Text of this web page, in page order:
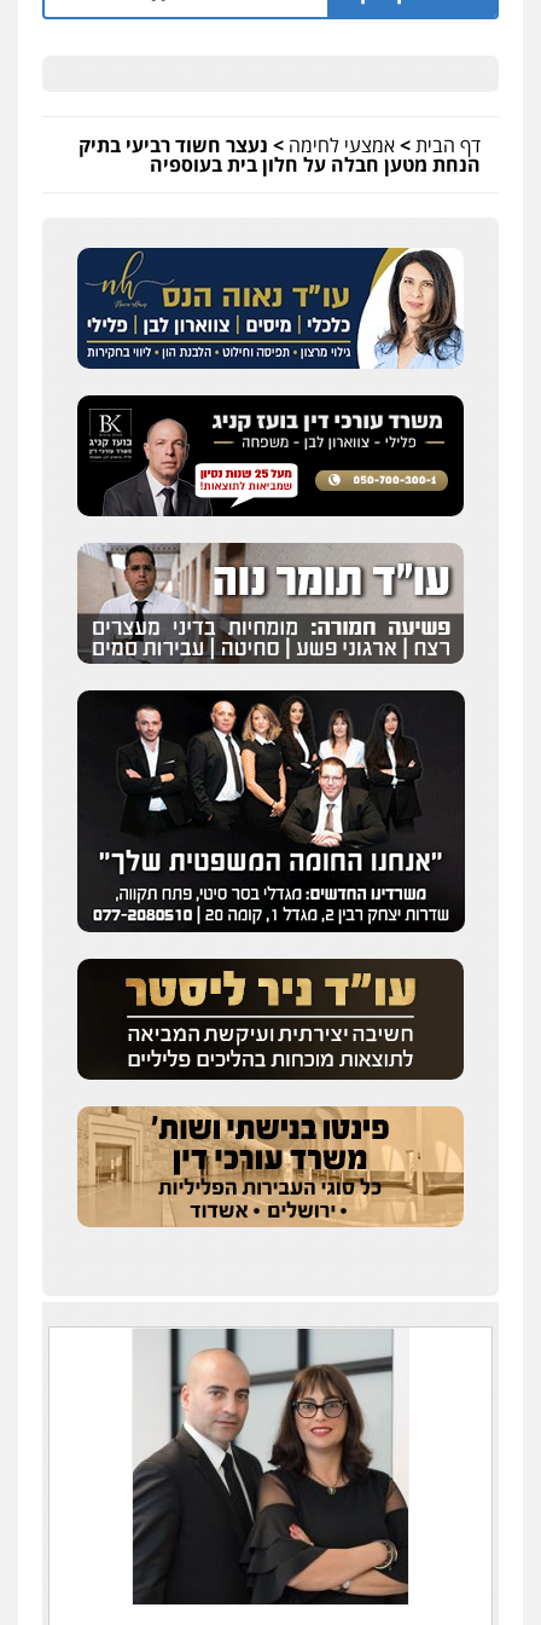
דף הבית>אמצעי לחימה > נעצר חשוד רביעי בתיק
הנחת מטען חבלה על חלון בית בעוספיה
גיא זהבי משרד עורכי דין
פלילי משפחה
503456449
עו"ד איהאב ג'לג'ולי
פלילי מעצרים וחקירות עורכי דין לענייני
אסירים